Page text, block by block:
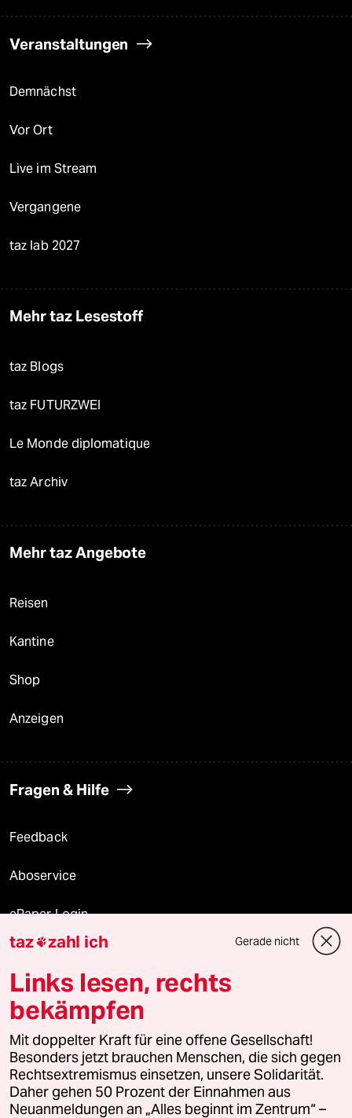
Veranstaltungen
Demnächst
Vor Ort
Live im Stream
Vergangene
taz lab 2027
Mehr taz Lesestoff
taz Blogs
taz FUTURZWEI
Le Monde diplomatique
taz Archiv
Mehr taz Angebote
Reisen
Kantine
Shop
Anzeigen
Fragen & Hilfe
Feedback
Aboservice
ePaper Login
Downloads für Abonnierende
© 2026 taz Verlags und Vertriebs GmbH
Alle Rechte vorbehalten. Bei rechtlichen Fragen oder für Genehmigungen
wenden Sie sich bitte an
lizenzen@taz.de
Feedback Redaktionsstatut Kommune-Richtlinien
taz zahl ich Gerade nicht
Links lesen, rechts
bekämpfen
Mit doppelter Kraft für eine offene Gesellschaft!
Besonders jetzt brauchen Menschen, die sich gegen
Rechtsextremismus einsetzen, unsere Solidarität.
Daher gehen 50 Prozent der Einnahmen aus
Neuanmeldungen an „Alles beginnt im Zentrum“ –